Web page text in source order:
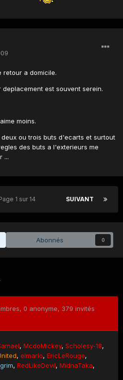
retour a domicile.
est souvent serein.
moins.
ou trois buts d'ecarts et surtout
des buts a l'exterieurs me
...
SUIVANT
1 sur 14
Abonnés 0
, 0 anonyme, 379 invités
McdoMickey Scholesy-18
elmario EricLeRouge
RedLikeDevil MidnaTaka